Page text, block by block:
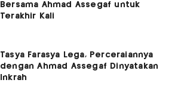
Bersama Ahmad Assegaf untuk
Terakhir Kali
Tasya Farasya Lega, Perceraiannya
dengan Ahmad Assegaf Dinyatakan
Inkrah